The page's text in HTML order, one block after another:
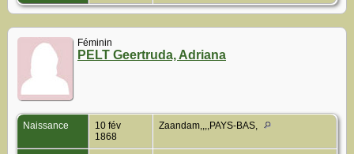
Féminin
PELT Geertruda, Adriana
Naissance
10 fév
1868
Zaandam,,,,PAYS-BAS,